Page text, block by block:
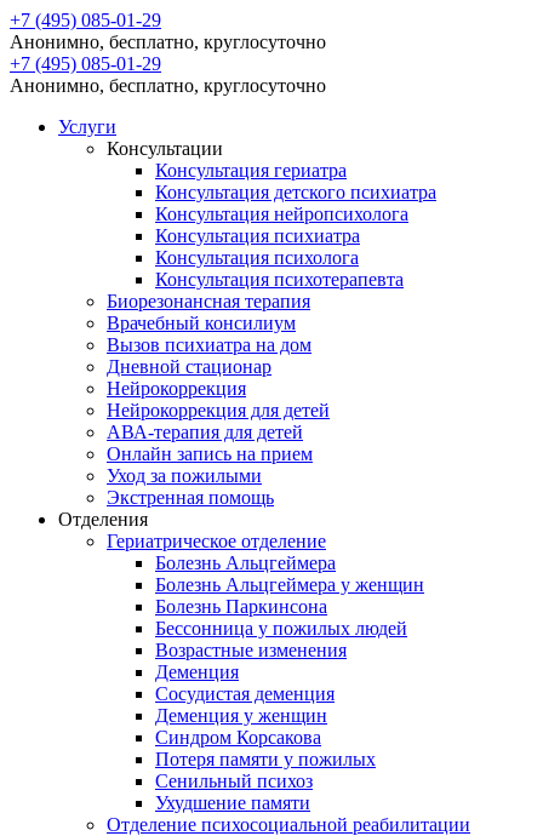
+7 (495) 085-01-29
Анонимно, бесплатно, круглосуточно
+7 (495) 085-01-29
Анонимно, бесплатно, круглосуточно
Услуги
Консультации
Консультация гериатра
Консультация детского психиатра
Консультация нейропсихолога
Консультация психиатра
Консультация психолога
Консультация психотерапевта
Биорезонансная терапия
Врачебный консилиум
Вызов психиатра на дом
Дневной стационар
Нейрокоррекция
Нейрокоррекция для детей
АВА-терапия для детей
Онлайн запись на прием
Уход за пожилыми
Экстренная помощь
Отделения
Гериатрическое отделение
Болезнь Альцгеймера
Болезнь Альцгеймера у женщин
Болезнь Паркинсона
Бессонница у пожилых людей
Возрастные изменения
Деменция
Сосудистая деменция
Деменция у женщин
Синдром Корсакова
Потеря памяти у пожилых
Сенильный психоз
Ухудшение памяти
Отделение психосоциальной реабилитации